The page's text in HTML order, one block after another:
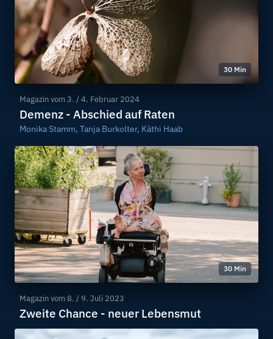
30 Min
Magazin vom3. / 4. Februar 2024
Demenz - Abschied auf Raten
Monika Stamm, Tanja Burkolter, Käthi Haab
30 Min
Magazin vom8. / 9. Juli 2023
Zweite Chance - neuer Lebensmut